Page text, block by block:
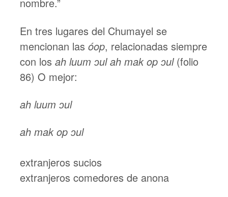
En tres lugares del Chumayel se
mencionan las óop, relacionadas siempre
con los ah luum ɔul ah mak op ɔul(folio
86) O mejor:
ah luum ɔul
ah mak op ɔul
extranjeros sucios
extranjeros comedores de anona